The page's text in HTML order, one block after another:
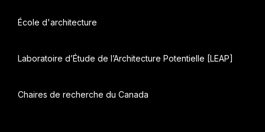
École d'architecture
Laboratoire d’Étude de l’Architecture Potentielle [LEAP]
Chaires de recherche du Canada